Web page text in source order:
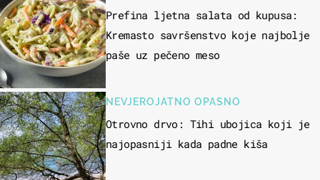
Prefina ljetna salata od kupusa:
Kremasto savršenstvo koje najbolje
paše uz pečeno meso
NEVJEROJATNO OPASNO
Otrovno drvo: Tihi ubojica koji je
najopasniji kada padne kiša